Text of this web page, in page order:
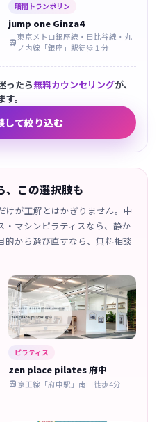
暗闇トランポリン
jump one Ginza4

東京メトロ銀座線・日比谷線・丸
ノ内線「銀座」駅徒歩１分
ったら無料カウンセリングが、
。
して絞り込む
、この選択肢も
けが正解とはかぎりません。中
・マシンピラティスなら、静か
的から選び直すなら、無料相談
ピラティス
zen place pilates 府中
 京王線「府中駅」南口徒歩4分